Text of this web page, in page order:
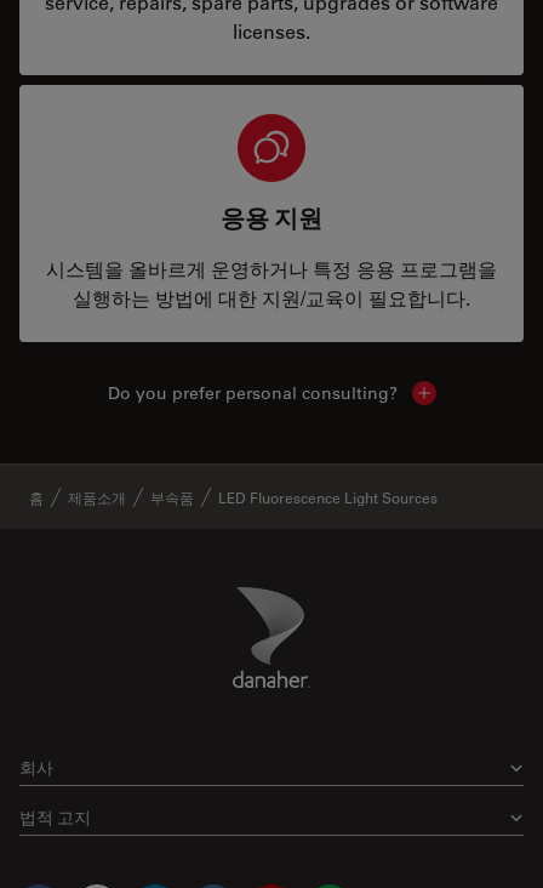
licenses.
응용 지원
시스템을 올바르게 운영하거나 특정 응용 프로그램을
실행하는 방법에 대한 지원/교육이 필요합니다.
Do you prefer personal consulting? Show local
홈 제품소개 부속품 LED Fluorescence Light Sources
Danaher Logo
회사
법적 고지